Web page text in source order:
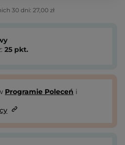
30 dni: 27,00 zł
25 pkt.
Programie Poleceń i